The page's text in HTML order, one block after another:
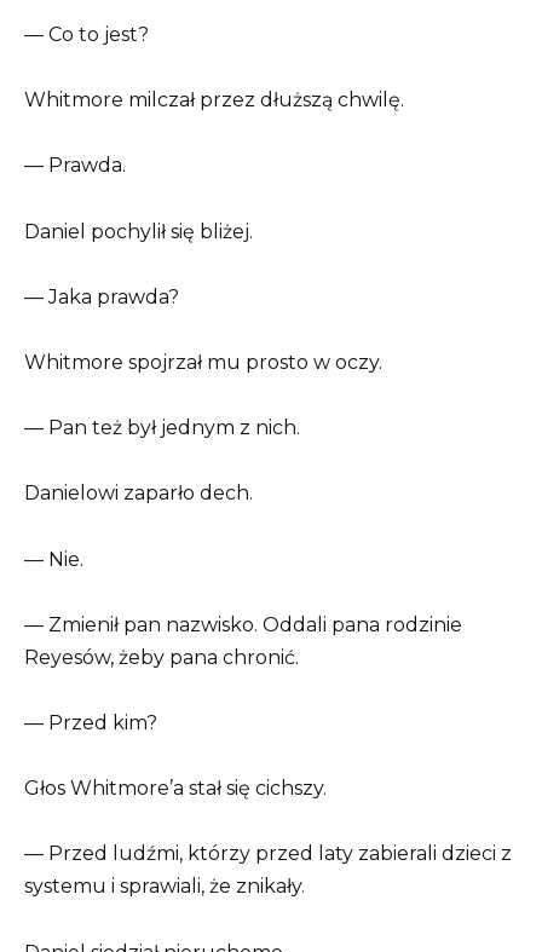
— Co to jest?
Whitmore milczał przez dłuższą chwilę.
— Prawda.
Daniel pochylił się bliżej.
— Jaka prawda?
Whitmore spojrzał mu prosto w oczy.
— Pan też był jednym z nich.
Danielowi zaparło dech.
— Nie.
— Zmienił pan nazwisko. Oddali pana rodzinie
Reyesów, żeby pana chronić.
— Przed kim?
Głos Whitmore’a stał się cichszy.
— Przed ludźmi, którzy przed laty zabierali dzieci z
systemu i sprawiali, że znikały.